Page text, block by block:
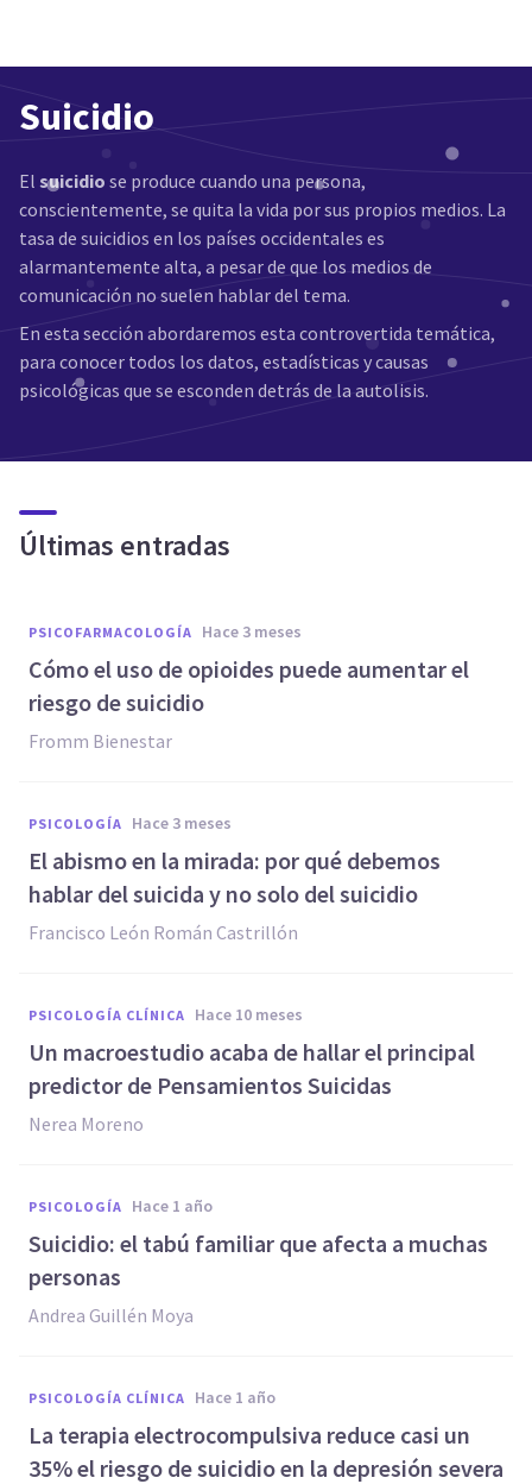
Suicidio
El suicidio se produce cuando una persona,
conscientemente, se quita la vida por sus propios medios. La
tasa de suicidios en los países occidentales es
alarmantemente alta, a pesar de que los medios de
comunicación no suelen hablar del tema.
En esta sección abordaremos esta controvertida temática,
para conocer todos los datos, estadísticas y causas
psicológicas que se esconden detrás de la autolisis.
Últimas entradas
PSICOFARMACOLOGÍA hace 3 meses
Cómo el uso de opioides puede aumentar el
riesgo de suicidio
Fromm Bienestar
PSICOLOGÍA hace 3 meses
El abismo en la mirada: por qué debemos
hablar del suicida y no solo del suicidio
Francisco León Román Castrillón
PSICOLOGÍA CLÍNICA hace 10 meses
Un macroestudio acaba de hallar el principal
predictor de Pensamientos Suicidas
Nerea Moreno
PSICOLOGÍA hace 1 año
Suicidio: el tabú familiar que afecta a muchas
personas
Andrea Guillén Moya
PSICOLOGÍA CLÍNICA hace 1 año
La terapia electrocompulsiva reduce casi un
35% el riesgo de suicidio en la depresión severa